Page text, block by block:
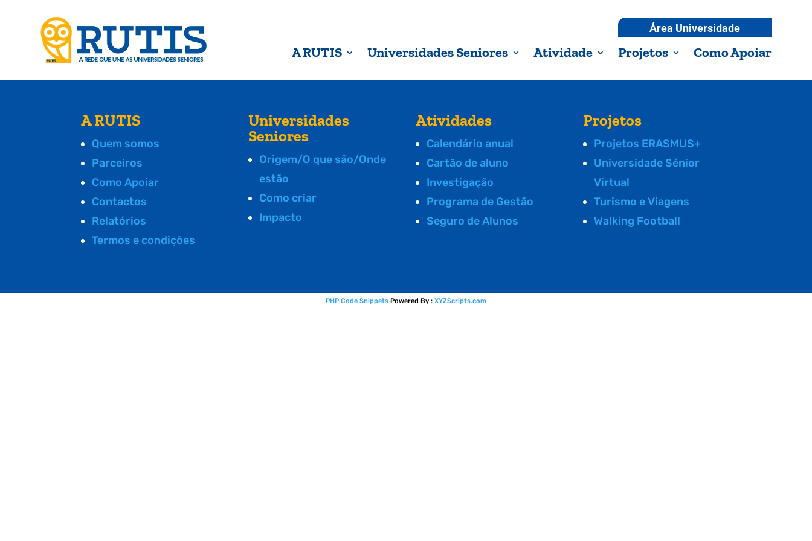
Área Universidade
A RUTIS Universidades Seniores Atividade Projetos Como Apoiar
A RUTIS
Quem somos
Parceiros
Como Apoiar
Contactos
Relatórios
Termos e condições
Universidades
Seniores
Origem/O que são/Onde
estão
Como criar
Impacto
Atividades
Calendário anual
Cartão de aluno
Investigação
Programa de Gestão
Seguro de Alunos
Projetos
Projetos ERASMUS+
Universidade Sénior
Virtual
Turismo e Viagens
Walking Football
PHP Code Snippets Powered By : XYZScripts.com